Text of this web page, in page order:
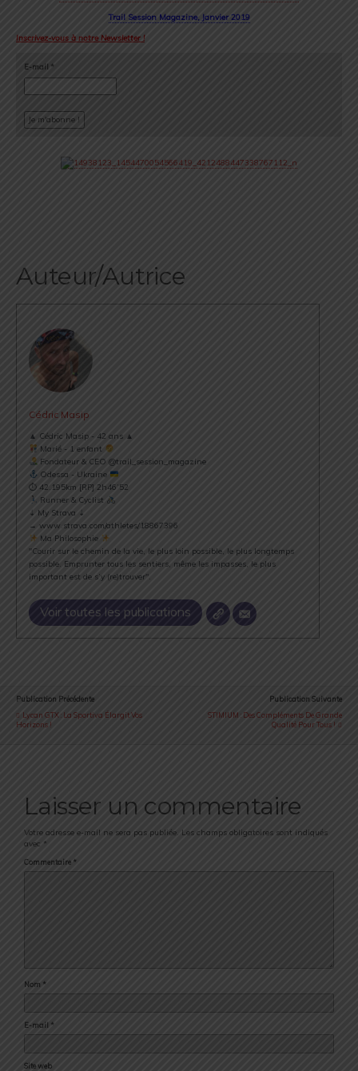
Trail Session Magazine, Janvier 2019
Inscrivez-vous à notre Newsletter !
E-mail *
Auteur/Autrice
Cédric Masip
▲ Cédric Masip - 42 ans ▲
Marié - 1 enfant
Fondateur & CEO @trail_session_magazine
Odessa - Ukraine
⏱ 42.195km [RP] 2h46’52
Runner & Cyclist
⇣ My Strava ⇣
→ www.strava.com/athletes/18867396
Ma Philosophie
"Courir sur le chemin de la vie, le plus loin possible, le plus longtemps
possible. Emprunter tous les sentiers, même les impasses, le plus
important est de s’y (re)trouver".
Voir toutes les publications
Publication Précédente
Lycan GTX : La Sportiva Élargit Vos
Horizons !
Publication Suivante
STIMIUM : Des Compléments De Grande
Qualité Pour Tous !
Laisser un commentaire
Votre adresse e-mail ne sera pas publiée. Les champs obligatoires sont indiqués
avec *
Commentaire *
Nom *
E-mail *
Site web